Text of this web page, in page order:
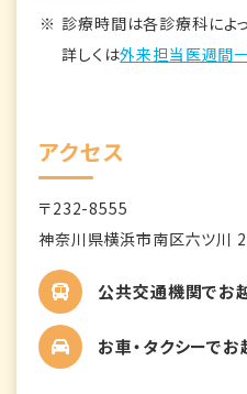
診療時間は各診療科によっ
詳しくは外来担当医週間
アクセス
〒232-8555
神奈川県横浜市南区六ツ川
公共交通機関でお
お車・タクシーで